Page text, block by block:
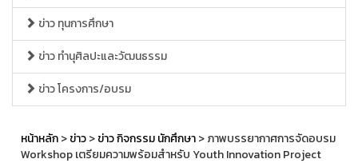
ข่าว ทุนการศึกษา
ข่าว ทำนุศิลปะและวัฒนธรรม
ข่าว โครงการ/อบรม
หน้าหลัก>ข่าว>ข่าว กิจกรรม นักศึกษา> ภาพบรรยากาศการจัดอบรม
Workshop เตรียมความพร้อมสำหรับ Youth Innovation Project